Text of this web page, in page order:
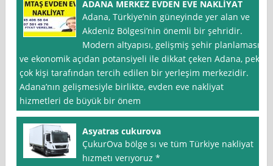
ADANA MERKEZ EVDEN EVE NAKLİYAT
Adana, Türkiye’nin güneyinde yer alan ve
Akdeniz Bölgesi’nin önemli bir şehridir.
Modern altyapısı, gelişmiş şehir planlaması
ve ekonomik açıdan potansiyeli ile dikkat çeken Adana, pek
çok kişi tarafından tercih edilen bir yerleşim merkezidir.
Adana’nın gelişmesiyle birlikte, evden eve nakliyat
hizmetleri de büyük bir önem
Asyatras cukurova
ÇukurOva bölge sı ve tüm Türkiye nakliyat
hızmetı verıyoruz *